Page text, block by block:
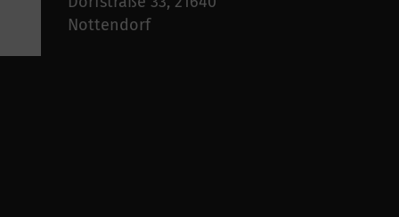
Nottendorf